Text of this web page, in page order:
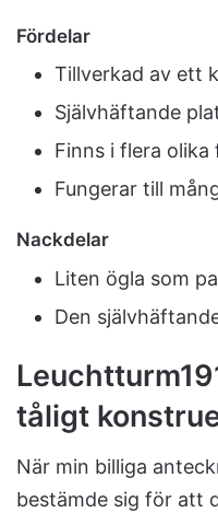
Fördelar
Tillverkad av ett
Självhäftande
Finns i flera olika
Fungerar till
Nackdelar
Liten ögla som
Den
tåligt
När min billiga
bestämde sig för att